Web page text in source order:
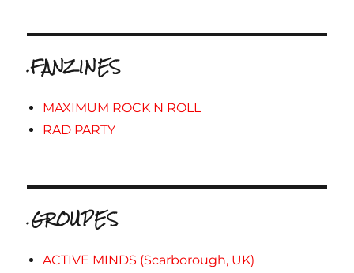
.FANZINES
MAXIMUM ROCK N ROLL
RAD PARTY
.GROUPES
ACTIVE MINDS (Scarborough, UK)